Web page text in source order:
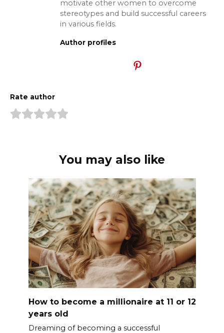
motivate other women to overcome
stereotypes and build successful careers
in various fields.
Author profiles
Rate author
You may also like
How to become a millionaire at 11 or 12
years old
Dreaming of becoming a successful